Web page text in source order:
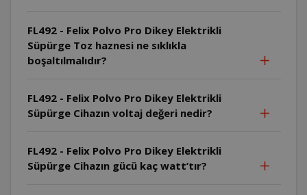
FL492 - Felix Polvo Pro Dikey Elektrikli
Süpürge Toz haznesi ne sıklıkla
boşaltılmalıdır?
FL492 - Felix Polvo Pro Dikey Elektrikli
Süpürge Cihazın voltaj değeri nedir?
FL492 - Felix Polvo Pro Dikey Elektrikli
Süpürge Cihazın gücü kaç watt’tır?